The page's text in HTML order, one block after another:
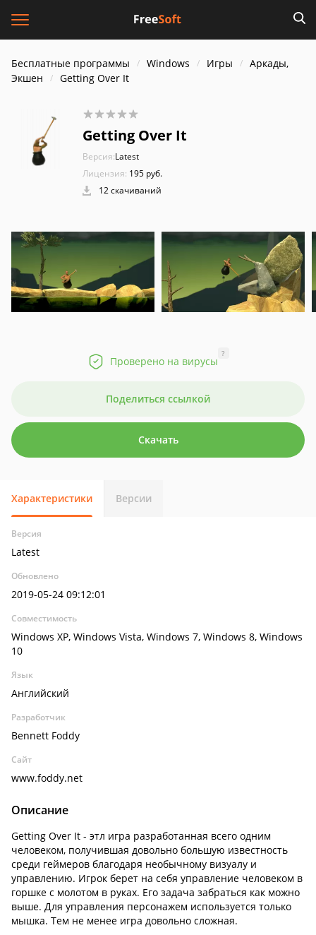
Бесплатные программы Windows Игры
Аркады,
Экшен
Getting Over It
Getting Over It
Версия:Latest
Лицензия: 195 pуб.
12 скачиваний
Проверено на вирусы
?
Поделиться ссылкой
Скачать
Характеристики Версии
Версия
Latest
Обновлено
2019-05-24 09:12:01
Совместимость
Windows XP, Windows Vista, Windows 7, Windows 8, Windows
10
Язык
Английский
Разработчик
Bennett Foddy
Сайт
www.foddy.net
Описание
Getting Over It - этл игра разработанная всего одним
человеком, получившая довольно большую известность
среди геймеров благодаря необычному визуалу и
управлению. Игрок берет на себя управление человеком в
горшке с молотом в руках. Его задача забраться как можно
выше. Для управления персонажем используется только
мышка. Тем не менее игра довольно сложная.